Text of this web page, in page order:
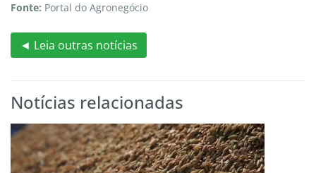
Fonte: Portal do Agronegócio
◄ Leia outras notícias
Notícias relacionadas